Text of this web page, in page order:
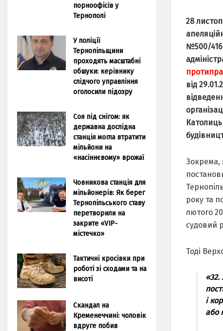
28
№500/
від
Зокрема,
року та
лютого
судовий
Тоді
«32.
і
або
порноофісів у
Тернополі
У поліції
Тернопільщини
проходять масштабні
обшуки: керівнику
слідчого управління
оголосили підозру
Соя під снігом: як
державна дослідна
станція могла втратити
мільйони на
«насіннєвому» врожаї
Човникова станція для
мільйонерів: Як берег
Тернопільського ставу
перетворили на
закрите «VIP-
містечко»
Тактичні кросівки при
роботі зі сходами та на
висоті
Скандал на
Кременеччині: чоловік
вдруге побив